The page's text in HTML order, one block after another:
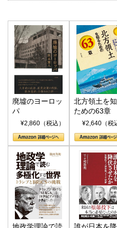
廃墟のヨーロッ
パ
¥2,860（税込）
北方領土を
ための63章
¥2,640（税
地政学理論で読 誰が日本を